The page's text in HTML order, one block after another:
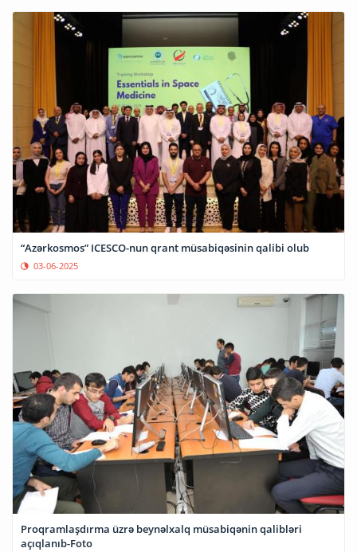
“Azərkosmos” ICESCO-nun qrant müsabiqəsinin qalibi olub
03-06-2025
Proqramlaşdırma üzrə beynəlxalq müsabiqənin qalibləri
açıqlanıb-Foto